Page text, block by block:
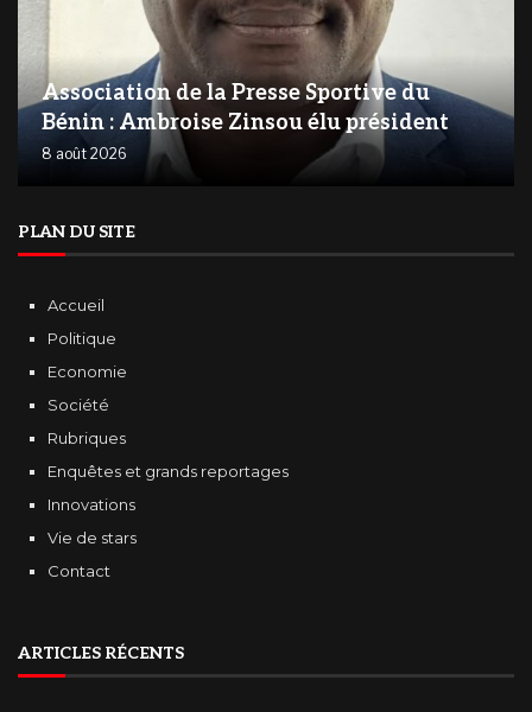
Association de la Presse Sportive du
Bénin : Ambroise Zinsou élu président
8 août 2026
PLAN DU SITE
Accueil
Politique
Economie
Société
Rubriques
Enquêtes et grands reportages
Innovations
Vie de stars
Contact
ARTICLES RÉCENTS